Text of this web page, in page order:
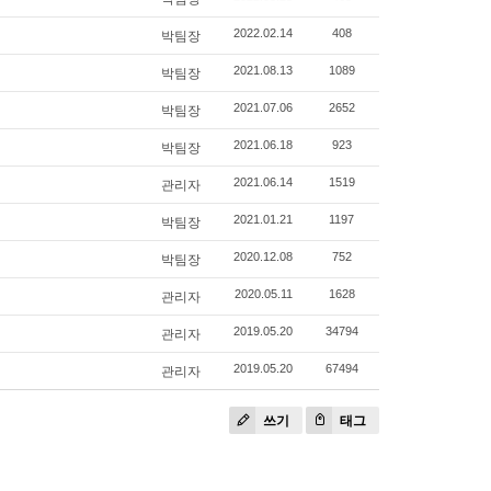
박팀장 2022.02.14 408
박팀장 2021.08.13 1089
박팀장 2021.07.06 2652
박팀장 2021.06.18 923
관리자 2021.06.14 1519
박팀장 2021.01.21 1197
박팀장 2020.12.08 752
관리자 2020.05.11 1628
관리자 2019.05.20 34794
관리자 2019.05.20 67494
쓰기 태그